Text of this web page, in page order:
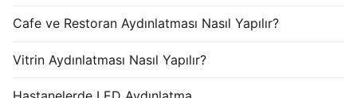
Cafe ve Restoran Aydınlatması Nasıl Yapılır?
Vitrin Aydınlatması Nasıl Yapılır?